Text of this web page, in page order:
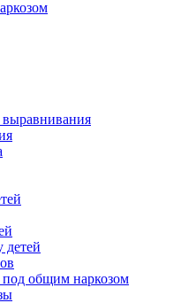
выравнивания
детей
под общим наркозом